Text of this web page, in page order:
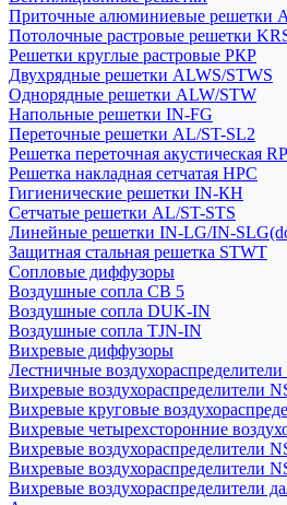
Приточные алюминиевые решетки
Потолочные растровые решетки
Решетки круглые растровые РКР
Двухрядные решетки ALWS/STWS
Однорядные решетки ALW/STW
Напольные решетки IN-FG
Переточные решетки AL/ST-SL2
Решетка переточная акустическая
Решетка накладная сетчатая НРС
Гигиенические решетки IN-КН
Сетчатые решетки AL/ST-STS
Линейные решетки IN-LG/IN-
Защитная стальная решетка STWT
Сопловые диффузоры
Воздушные сопла СВ 5
Воздушные сопла DUK-IN
Воздушные сопла TJN-IN
Вихревые диффузоры
Лестничные
Вихревые воздухораспределители
Вихревые круговые
Вихревые четырехсторонние
Вихревые воздухораспределители
Вихревые воздухораспределители
Вихревые воздухораспределители